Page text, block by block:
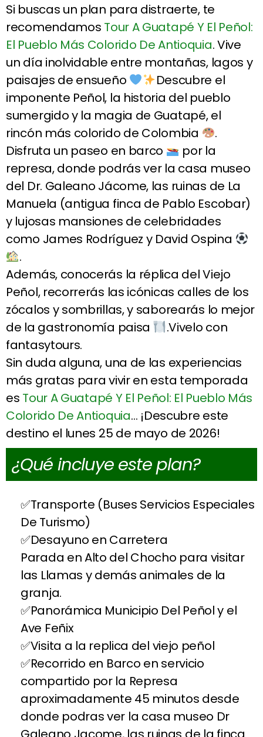
Si buscas un plan para distraerte, te
recomendamos Tour A Guatapé Y El Peñol:
El Pueblo Más Colorido De Antioquia. Vive
un día inolvidable entre montañas, lagos y
paisajes de ensueño
Descubre el
imponente Peñol, la historia del pueblo
sumergido y la magia de Guatapé, el
rincón más colorido de Colombia
.
Disfruta un paseo en barco
por la
represa, donde podrás ver la casa museo
del Dr. Galeano Jácome, las ruinas de La
Manuela (antigua finca de Pablo Escobar)
y lujosas mansiones de celebridades
como James Rodríguez y David Ospina
.
Además, conocerás la réplica del Viejo
Peñol, recorrerás las icónicas calles de los
zócalos y sombrillas, y saborearás lo mejor
de la gastronomía paisa
.Vivelo con
fantasytours.
Sin duda alguna, una de las experiencias
más gratas para vivir en esta temporada
es Tour A Guatapé Y El Peñol: El Pueblo Más
Colorido De Antioquia… ¡Descubre este
destino el lunes 25 de mayo de 2026!
¿Qué incluye este plan?
Transporte (Buses Servicios Especiales
De Turismo)
Desayuno en Carretera
Parada en Alto del Chocho para visitar
las Llamas y demás animales de la
granja.
Panorámica Municipio Del Peñol y el
Ave Feñix
Visita a la replica del viejo peñol
Recorrido en Barco en servicio
compartido por la Represa
aproximadamente 45 minutos desde
donde podras ver la casa museo Dr